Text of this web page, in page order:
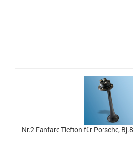
Nr.2 Fanfare Tiefton für Porsche,